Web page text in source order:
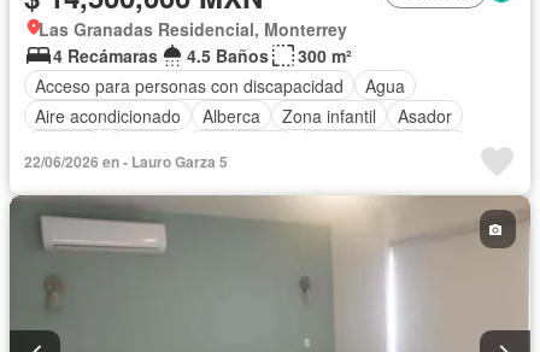
Las Granadas Residencial, Monterrey
4 Recámaras
4.5 Baños
300 m²
Acceso para personas con discapacidad
Agua
Aire acondicionado
Alberca Zona infantil
Asador
Cocina equipada
Cocina integral
Electricidad
Estacionamiento Gas natural
Internet
Jardín
22/06/2026 en - Lauro Garza 5